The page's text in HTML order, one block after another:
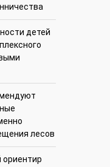
детей
лесов
ориентир